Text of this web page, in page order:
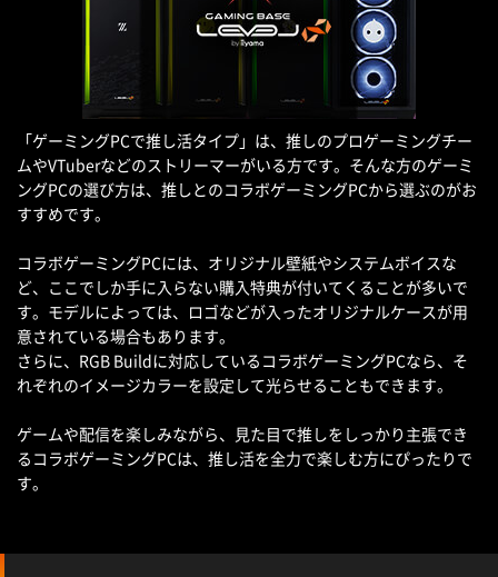
「ゲーミングPCで推し活タイプ」は、推しのプロゲーミングチー
ムやVTuberなどのストリーマーがいる方です。そんな方のゲーミ
ングPCの選び方は、推しとのコラボゲーミングPCから選ぶのがお
すすめです。
コラボゲーミングPCには、オリジナル壁紙やシステムボイスな
ど、ここでしか手に入らない購入特典が付いてくることが多いで
す。モデルによっては、ロゴなどが入ったオリジナルケースが用
意されている場合もあります。
さらに、RGB Buildに対応しているコラボゲーミングPCなら、そ
れぞれのイメージカラーを設定して光らせることもできます。
ゲームや配信を楽しみながら、見た目で推しをしっかり主張でき
るコラボゲーミングPCは、推し活を全力で楽しむ方にぴったりで
す。